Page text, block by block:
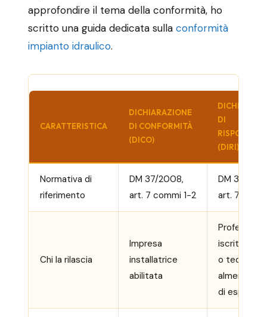
approfondire il tema della conformità, ho
scritto una guida dedicata sulla conformità
impianto idraulico.
CARATTERISTICA
DICHIARAZIONE
DI CONFORMITÀ
(DICO)
DI
(DIRI)
Normativa di
riferimento
DM 37/2008,
art. 7 commi 1-2
DM 37/
art. 7
Chi la rilascia
Impresa
installatrice
abilitata
iscritto
o tecnico
almeno 5
di